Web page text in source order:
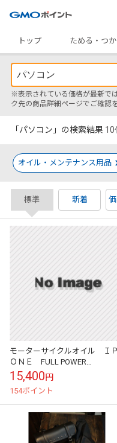
トップ
ためる・つか
※表示されている価格が最新で
ク先の商品詳細ページでご確認
「パソコン」の検索結果 10
オイル・メンテナンス用品
標準 新着
モーターサイクルオイル ＩＰ
ＯＮＥ FULL POWER
KATANA 4サイクルエンジンオ
イル 4リットルボトル
15,400円
154ポイント